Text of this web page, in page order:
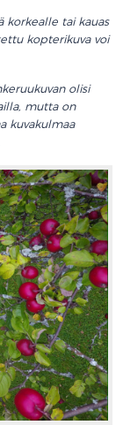
korkealle tai kauas
kopterikuva voi
olisi
mutta on
kuvakulmaa